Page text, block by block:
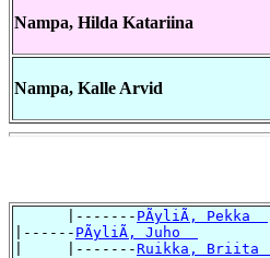
Nampa, Hilda Katariina
Nampa, Kalle Arvid
      |-------
PÃyliÃ, Pekka
|------ PÃyliÃ, Juho
|     |-------Ruikka, Briita